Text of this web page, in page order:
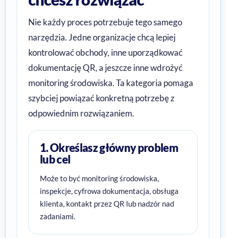
Nie każdy proces potrzebuje tego samego
narzędzia. Jedne organizacje chcą lepiej
kontrolować obchody, inne uporządkować
dokumentację QR, a jeszcze inne wdrożyć
monitoring środowiska. Ta kategoria pomaga
szybciej powiązać konkretną potrzebę z
odpowiednim rozwiązaniem.
1. Określasz główny problem
lub cel
Może to być monitoring środowiska,
inspekcje, cyfrowa dokumentacja, obsługa
klienta, kontakt przez QR lub nadzór nad
zadaniami.